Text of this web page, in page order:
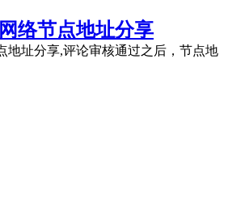
络节点地址分享
地址分享,评论审核通过之后，节点地